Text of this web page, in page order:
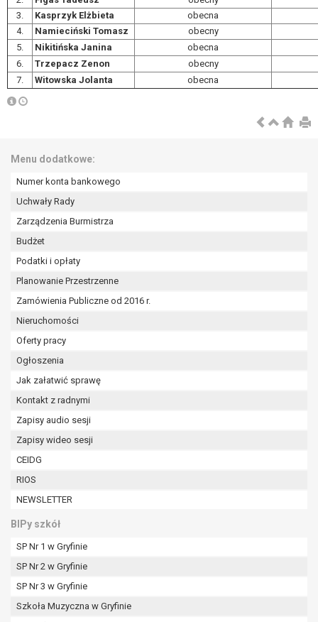
3.
Kasprzyk Elżbieta
obecna
4.
Namieciński Tomasz
obecny
5.
Nikitińska Janina
obecna
6.
Trzepacz Zenon
obecny
7.
Witowska Jolanta obecna
Menu dodatkowe:
Numer konta bankowego
Uchwały Rady
Zarządzenia Burmistrza
Budżet
Podatki i opłaty
Planowanie Przestrzenne
Zamówienia Publiczne od 2016 r.
Nieruchomości
Oferty pracy
Ogłoszenia
Jak załatwić sprawę
Kontakt z radnymi
Zapisy audio sesji
Zapisy wideo sesji
CEIDG
RIOS
NEWSLETTER
BIPy szkół
SP Nr 1 w Gryfinie
SP Nr 2 w Gryfinie
SP Nr 3 w Gryfinie
Szkoła Muzyczna w Gryfinie